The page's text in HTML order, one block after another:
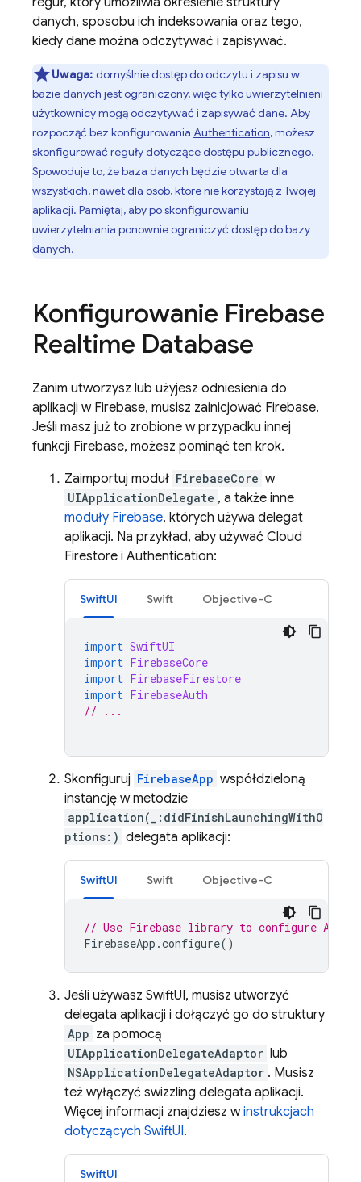
danych, sposobu ich indeksowania oraz tego,
kiedy dane można odczytywać i zapisywać.
Uwaga: domyślnie dostęp do odczytu i zapisu w
bazie danych jest ograniczony, więc tylko uwierzytelnieni
użytkownicy mogą odczytywać i zapisywać dane. Aby
rozpocząć bez konfigurowania Authentication, możesz
skonfigurować reguły dotyczące dostępu publicznego.
Spowoduje to, że baza danych będzie otwarta dla
wszystkich, nawet dla osób, które nie korzystają z Twojej
aplikacji. Pamiętaj, aby po skonfigurowaniu
uwierzytelniania ponownie ograniczyć dostęp do bazy
danych.
Konfigurowanie Firebase
Realtime Database
Zanim utworzysz lub użyjesz odniesienia do
aplikacji w Firebase, musisz zainicjować Firebase.
Jeśli masz już to zrobione w przypadku innej
funkcji Firebase, możesz pominąć ten krok.
Zaimportuj moduł FirebaseCore w
UIApplicationDelegate , a także inne
moduły Firebase, których używa delegat
aplikacji. Na przykład, aby używać Cloud
Firestore i Authentication:
SwiftUI Swift Objective-C
import SwiftUI
import FirebaseCore
import FirebaseFirestore
import FirebaseAuth
// ...
Skonfiguruj FirebaseApp współdzieloną
instancję w metodzie
application(_:didFinishLaunchingWithO
ptions:) delegata aplikacji:
SwiftUI Swift Objective-C
// Use Firebase library to configure APIs
FirebaseApp .configure()
Jeśli używasz SwiftUI, musisz utworzyć
delegata aplikacji i dołączyć go do struktury
App za pomocą
UIApplicationDelegateAdaptor lub
NSApplicationDelegateAdaptor . Musisz
też wyłączyć swizzling delegata aplikacji.
Więcej informacji znajdziesz winstrukcjach
dotyczących SwiftUI.
SwiftUI